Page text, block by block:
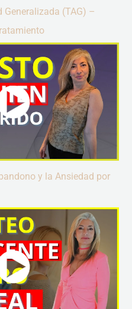
Generalizada (TAG) –
y la Ansiedad por